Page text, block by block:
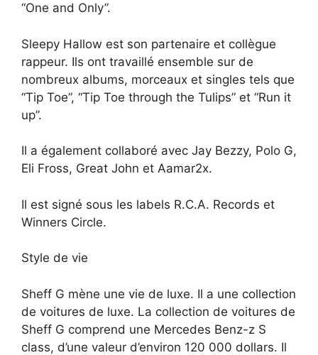
“One and Only”.
Sleepy Hallow est son partenaire et collègue
rappeur. Ils ont travaillé ensemble sur de
nombreux albums, morceaux et singles tels que
“Tip Toe”, “Tip Toe through the Tulips” et “Run it
up”.
Il a également collaboré avec Jay Bezzy, Polo G,
Eli Fross, Great John et Aamar2x.
Il est signé sous les labels R.C.A. Records et
Winners Circle.
Style de vie
Sheff G mène une vie de luxe. Il a une collection
de voitures de luxe. La collection de voitures de
Sheff G comprend une Mercedes Benz-z S
class, d’une valeur d’environ 120 000 dollars. Il